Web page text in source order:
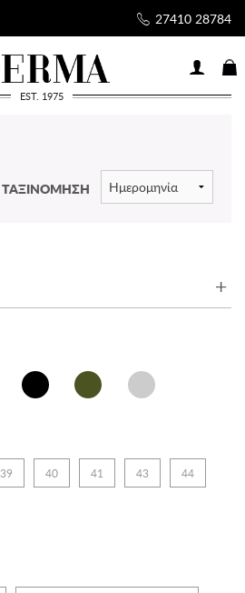
27410 28784
EST. 1975
ΤΑΞΙΝΟΜΗΣΗ
39 40 41 43 44